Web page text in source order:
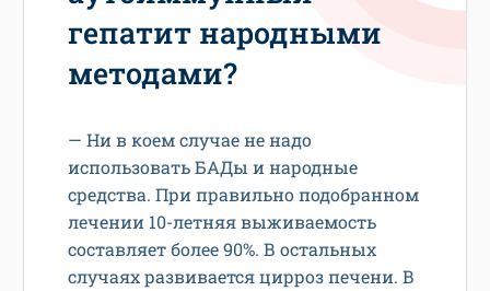
гепатит народными
методами?
— Ни в коем случае не надо
использовать БАДы и народные
средства. При правильно подобранном
лечении 10-летняя выживаемость
составляет более 90%. В остальных
случаях развивается цирроз печени. В